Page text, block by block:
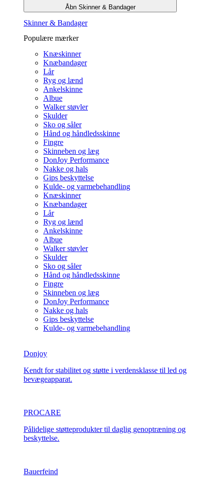
Åbn Skinner & Bandager
Skinner & Bandager
Populære mærker
Knæskinner
Knæbandager
Lår
Ryg og lænd
Ankelskinne
Albue
Walker støvler
Skulder
Sko og såler
Hånd og håndledsskinne
Fingre
Skinneben og læg
DonJoy Performance
Nakke og hals
Gips beskyttelse
Kulde- og varmebehandling
Knæskinner
Knæbandager
Lår
Ryg og lænd
Ankelskinne
Albue
Walker støvler
Skulder
Sko og såler
Hånd og håndledsskinne
Fingre
Skinneben og læg
DonJoy Performance
Nakke og hals
Gips beskyttelse
Kulde- og varmebehandling
Donjoy
Kendt for stabilitet og støtte i verdensklasse til led og
bevægeapparat.
PROCARE
Pålidelige støtteprodukter til daglig genoptræning og
beskyttelse.
Bauerfeind